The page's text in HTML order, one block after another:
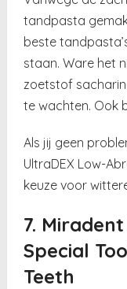
tandpasta
beste
staan. Ware het
zoetstof
te wachten. Ook
Als jij geen
UltraDEX Low-
keuze voor
7.
Special
Teeth